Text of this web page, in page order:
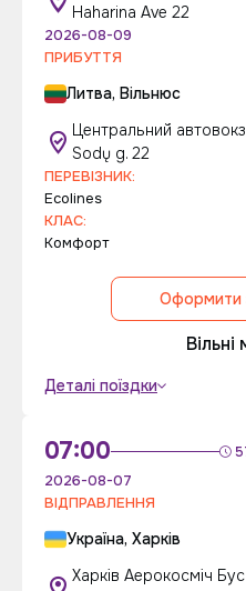
Haharina Ave 22
2026-08-09
ПРИБУТТЯ
Литва, Вільнюс
Центральний
Sodų g. 22
ПЕРЕВІЗНИК:
Ecolines
КЛАС:
Комфорт
Оформити
Вільні
Деталі поїздки
07:00
2026-08-07
ВІДПРАВЛЕННЯ
Україна, Харків
Харків Аерокосміч